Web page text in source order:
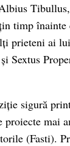
timp înainte
prieteni ai
Sextus
sigură
mai
(Fasti).